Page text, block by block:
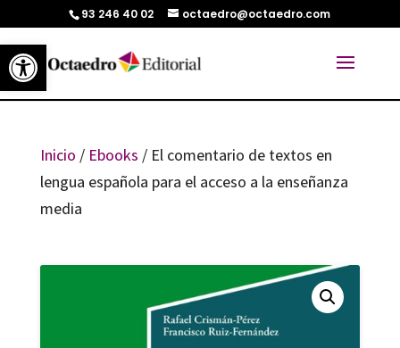
Abrir barra de herramientas
93 246 40 02 octaedro@octaedro.com
Inicio / Ebooks / El comentario de textos en
lengua española para el acceso a la enseñanza
media